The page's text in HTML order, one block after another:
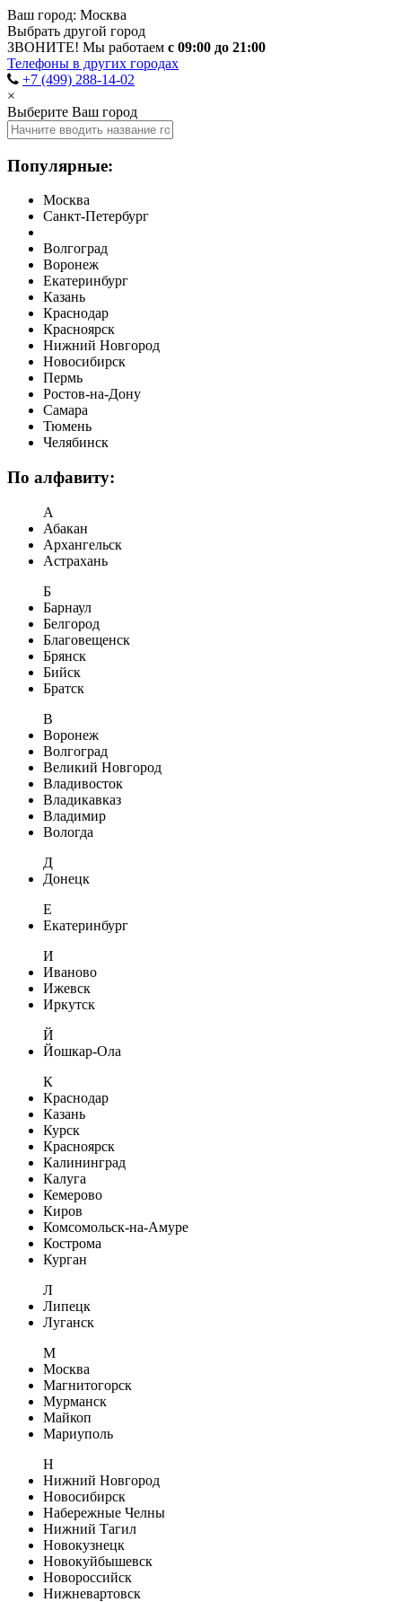
Ваш город: Москва
Выбрать другой город
ЗВОНИТЕ! Мы работаем с 09:00 до 21:00
Телефоны в других городах
+7 (499) 288-14-02
×
Выберите Ваш город
Популярные:
Москва
Санкт-Петербург
Волгоград
Воронеж
Екатеринбург
Казань
Краснодар
Красноярск
Нижний Новгород
Новосибирск
Пермь
Ростов-на-Дону
Самара
Тюмень
Челябинск
По алфавиту:
А
Абакан
Архангельск
Астрахань
Б
Барнаул
Белгород
Благовещенск
Брянск
Бийск
Братск
В
Воронеж
Волгоград
Великий Новгород
Владивосток
Владикавказ
Владимир
Вологда
Д
Донецк
Е
Екатеринбург
И
Иваново
Ижевск
Иркутск
Й
Йошкар-Ола
К
Краснодар
Казань
Курск
Красноярск
Калининград
Калуга
Кемерово
Киров
Комсомольск-на-Амуре
Кострома
Курган
Л
Липецк
Луганск
М
Москва
Магнитогорск
Мурманск
Майкоп
Мариуполь
Н
Нижний Новгород
Новосибирск
Набережные Челны
Нижний Тагил
Новокузнецк
Новокуйбышевск
Новороссийск
Нижневартовск